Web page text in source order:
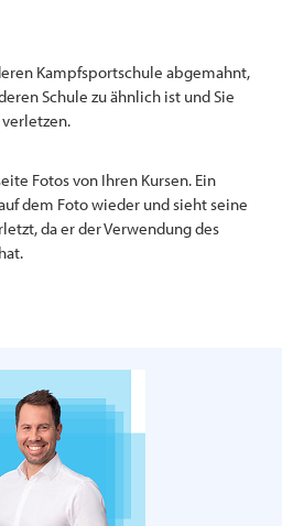
Kampfsportschule abgemahnt,
Schule zu ähnlich ist und Sie
Fotos von Ihren Kursen. Ein
dem Foto wieder und sieht seine
da er der Verwendung des